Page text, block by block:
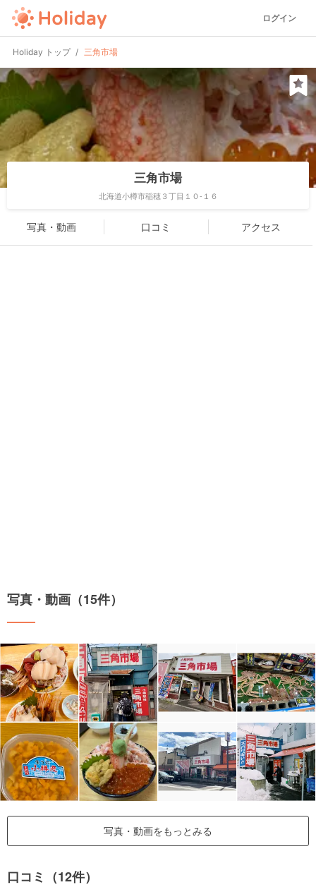
ログイン
Holiday トップ 三角市場
三角市場
北海道小樽市稲穂３丁目１０-１６
写真・動画 口コミ アクセス
写真・動画（15件）
写真・動画をもっとみる
口コミ（12件）